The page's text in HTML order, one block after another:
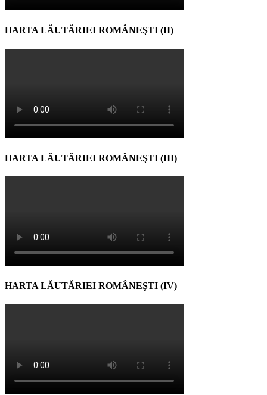
HARTA LĂUTĂRIEI ROMÂNEŞTI (II)
HARTA LĂUTĂRIEI ROMÂNEŞTI (III)
HARTA LĂUTĂRIEI ROMÂNEŞTI (IV)